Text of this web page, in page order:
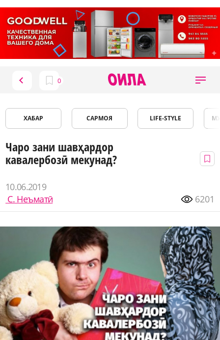
ХАБАР САРМОЯ LIFE-STYLE
Чаро зани шавҳардор
кавалербозӣ мекунад?
10.06.2019
С. Неъматӣ
6201